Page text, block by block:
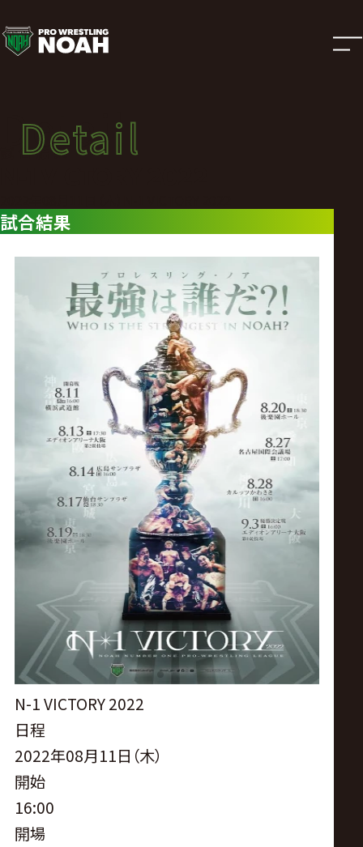
試
合
結
果
|
プ
ン
グ・
ノ
ア
公
式
サ
イ
ト
Detail
試合結果
Detail
試合結果
N-1 VICTORY 2022
日程
2022年08月11日（木）
開始
16:00
開場